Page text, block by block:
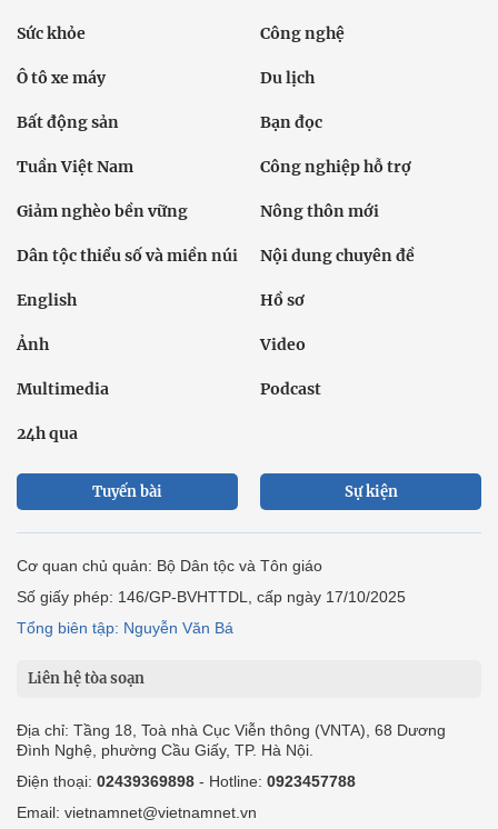
Sức khỏe Công nghệ
Ô tô xe máy Du lịch
Bất động sản Bạn đọc
Tuần Việt Nam Công nghiệp hỗ trợ
Giảm nghèo bền vững Nông thôn mới
Dân tộc thiểu số và miền núi Nội dung chuyên đề
English Hồ sơ
Ảnh Video
Multimedia Podcast
24h qua
Tuyến bài Sự kiện
Cơ quan chủ quản: Bộ Dân tộc và Tôn giáo
Số giấy phép: 146/GP-BVHTTDL, cấp ngày 17/10/2025
Tổng biên tập: Nguyễn Văn Bá
Liên hệ tòa soạn
Địa chỉ: Tầng 18, Toà nhà Cục Viễn thông (VNTA), 68 Dương
Đình Nghệ, phường Cầu Giấy, TP. Hà Nội.
Điện thoại: 02439369898 - Hotline: 0923457788
Email: vietnamnet@vietnamnet.vn